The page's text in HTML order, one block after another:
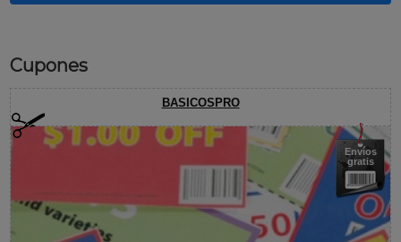
Cupones
BASICOSPRO
Envíos
gratis